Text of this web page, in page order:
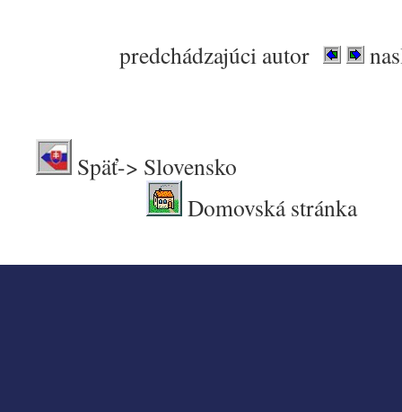
predchádzajúci autor
Späť->
Domovská stránka